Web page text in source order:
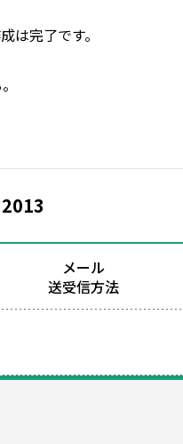
は完了です。
メール
送受信方法